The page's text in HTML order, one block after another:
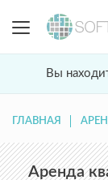
Вы
ГЛАВНАЯ
Аренда